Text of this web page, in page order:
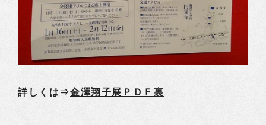
詳しくは⇒金澤翔子展ＰＤＦ裏